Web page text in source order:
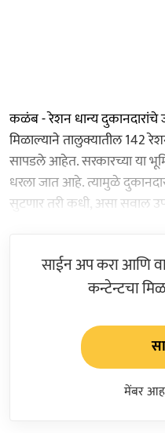
कळंब - रेशन धान्य दुकानदारांचे
मिळाल्याने तालुक्यातील 142
सापडले आहेत. सरकारच्या या
धरला जात आहे. त्यामुळे
सुटणार तरी कधी, असा सवाल
साईन अप करा आणि
कन्टेन्टचा
मेंबर